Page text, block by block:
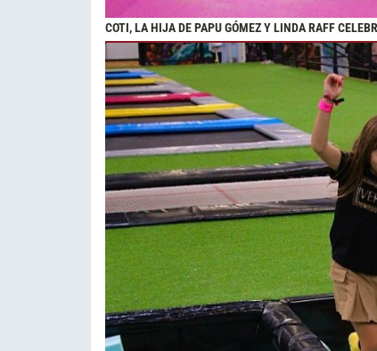
COTI, LA HIJA DE PAPU GÓMEZ Y LINDA RAFF